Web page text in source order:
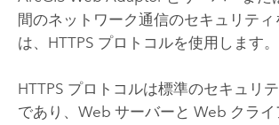
間のネットワーク通信のセキュリティ
は、HTTPS プロトコルを使用します。
HTTPS プロトコルは標準のセキュリ
であり、Web サーバーと Web クラ